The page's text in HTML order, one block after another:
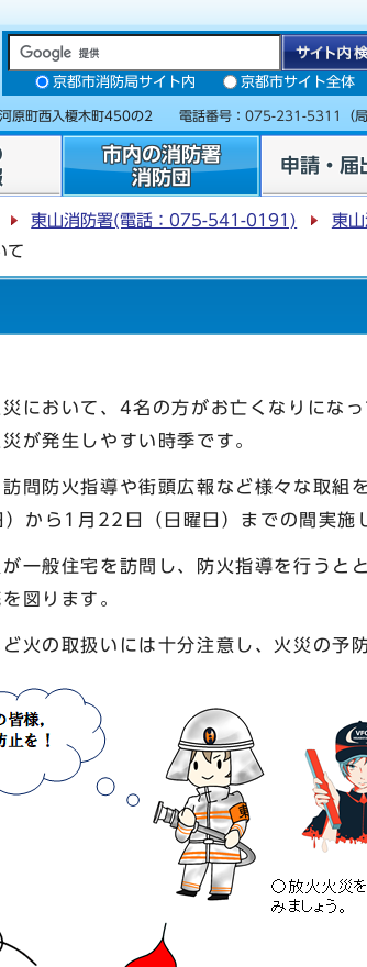
京都市消防局サイト内 京都市サイト全体
原町西入榎木町450の2 電話番号： 075-231-5311 （
市内の消防署
消防団
申請・届
東山消防署(電話：075-541-0191)
東
て
において、4名の方がお亡くなりにな
が発生しやすい時季です。
問防火指導や街頭広報など様々な取組
から1月22日（日曜日）までの間実施
一般住宅を訪問し、防火指導を行うと
図ります。
火の取扱いには十分注意し、火災の予